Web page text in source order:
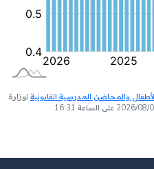
والمحاضن المدرسية القانونية لوزارة